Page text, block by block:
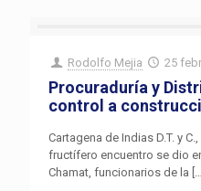
Rodolfo Mejia 25
Procuraduría y
control a
Cartagena de Indias D.T. y
fructífero encuentro se dio
Chamat, funcionarios de la […]